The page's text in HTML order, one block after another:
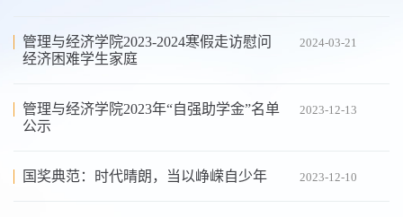
管理与经济学院2023-2024寒假走访慰问
经济困难学生家庭
2024-03-21
管理与经济学院2023年“自强助学金”名单
公示
2023-12-13
国奖典范：时代晴朗，当以峥嵘自少年 2023-12-10